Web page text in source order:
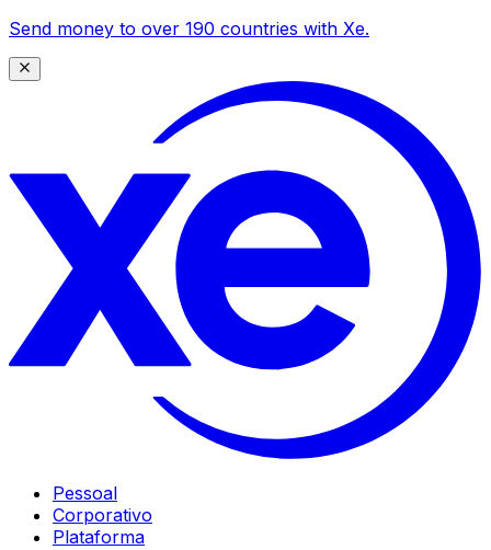
Send money to over 190 countries with Xe.
Pessoal
Corporativo
Plataforma